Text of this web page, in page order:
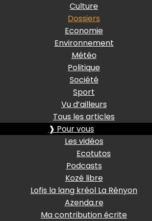
Culture
Dossiers
Economie
Environnement
Météo
Politique
Société
Sport
Vu d’ailleurs
Tous les articles
❱ Pour vous
Les vidéos
Ecotutos
Podcasts
Kozé libre
Lofis la lang kréol La Rényon
Azenda.re
Ma contribution écrite